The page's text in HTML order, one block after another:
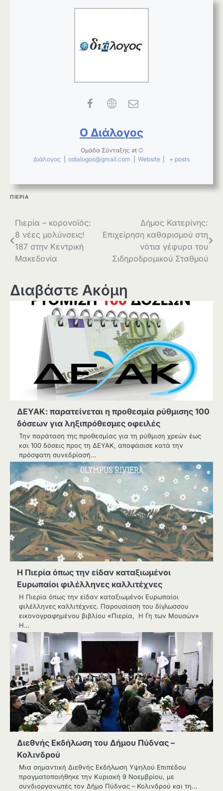
Ο Διάλογος
Ομάδα Σύνταξης at Ο
Διάλογος
odialogos@gmail.com Website + posts
ΠΙΕΡΙΑ
Πλοήγηση
άρθρων
Πιερία – κορονοϊός:
8 νέες μολύνσεις!
187 στην Κεντρική
Μακεδονία
Δήμος Κατερίνης:
Επιχείρηση καθαρισμού στη
νότια γέφυρα του
Σιδηροδρομικού Σταθμού
Διαβάστε Ακόμη
ΔΕΥΑΚ: παρατείνεται η προθεσμία ρύθμισης 100
δόσεων για ληξιπρόθεσμες οφειλές
Την παράταση της προθεσμίας για τη ρύθμιση χρεών έως
και 100 δόσεις προς τη ΔΕΥΑΚ, αποφάσισε κατά την
πρόσφατη συνεδρίασή…
Η Πιερία όπως την είδαν καταξιωμένοι
Ευρωπαίοι φιλέλληνες καλλιτέχνες
Η Πιερία όπως την είδαν καταξιωμένοι Ευρωπαίοι
φιλέλληνες καλλιτέχνες. Παρουσίαση του δίγλωσσου
εικονογραφημένου βιβλίου «Πιερία, Η Γη των Μουσών»
Η…
Διεθνής Εκδήλωση του Δήμου Πύδνας –
Κολινδρού
Μια σημαντική Διεθνής Εκδήλωση Υψηλού Επιπέδου
πραγματοποιήθηκε την Κυριακή 9 Νοεμβρίου, με
συνδιοργανωτές τον Δήμο Πύδνας – Κολινδρού και τη…